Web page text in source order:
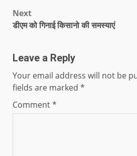
Next
डीएम को गिनाई किसानो की समस्याएं
Leave a Reply
Your email address will not be
fields are marked *
Comment*